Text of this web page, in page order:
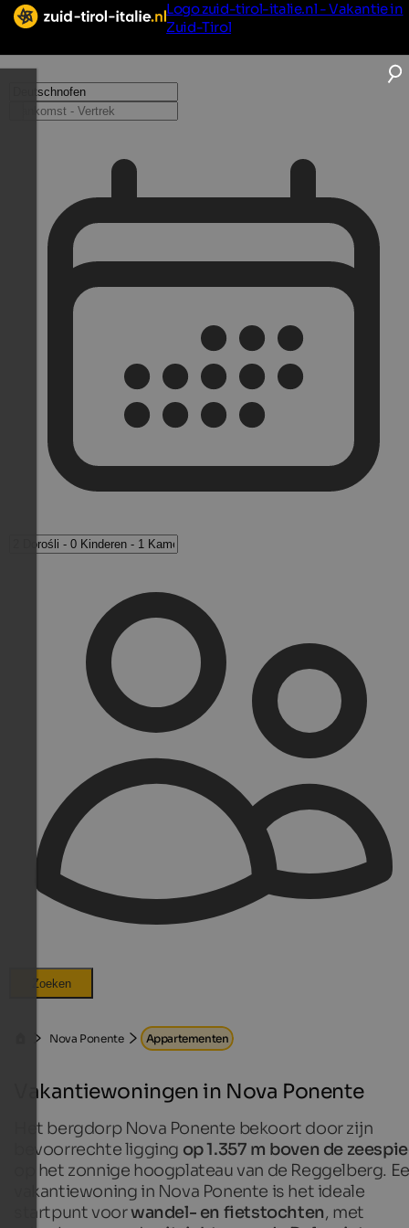
Logo zuid-tirol-italie.nl - Vakantie in
Zuid-Tirol
Zoeken
Nova Ponente Appartementen
Vakantiewoningen in Nova Ponente
Het bergdorp Nova Ponente bekoort door zijn
bevoorrechte ligging op 1.357 m boven de
op het zonnige hoogplateau van de Reggelberg.
vakantiewoning in Nova Ponente is het ideale
startpunt voorwandel- en fietstochten, met